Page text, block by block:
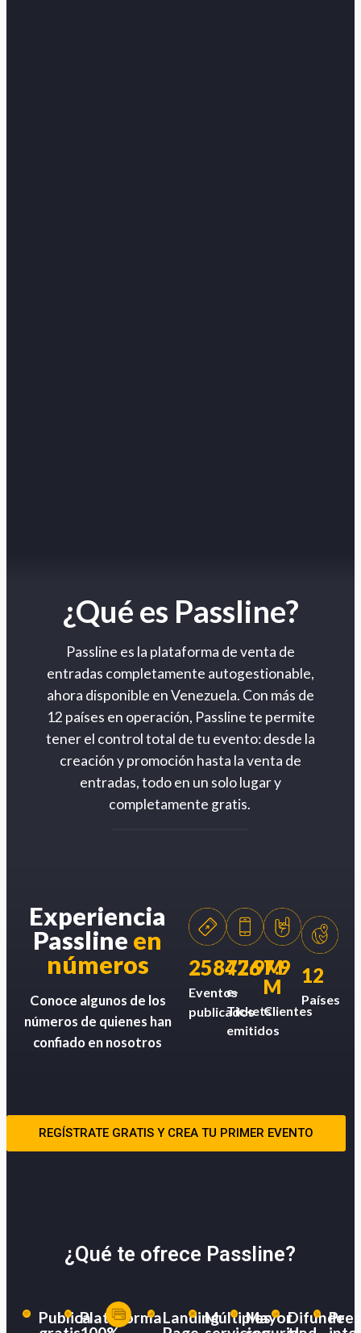
¿Qué es Passline?
Passline es la plataforma de venta de
entradas completamente autogestionable,
ahora disponible en Venezuela. Con más de
12 países en operación, Passline te permite
tener el control total de tu evento: desde la
creación y promoción hasta la venta de
entradas, todo en un solo lugar y
completamente gratis.
Experiencia
Passline en
números
Conoce algunos de los
números de quienes han
confiado en nosotros
258426
Eventos
publicados
77.9M
e-
Tickets
emitidos
7.9
M
Clientes
12
Países
REGÍSTRATE GRATIS Y CREA TU PRIMER EVENTO
¿Qué te ofrece Passline?
PublicaPlataformaLandingMúltiplesMayorDifunde